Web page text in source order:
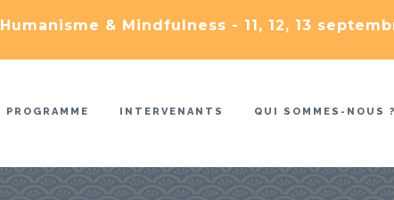
Humanisme & Mindfulness - 11, 12, 13
PROGRAMME INTERVENANTS QUI SOMMES-NOUS ?